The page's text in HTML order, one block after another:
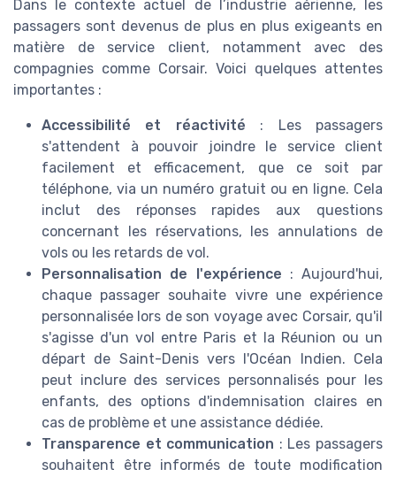
Dans le contexte actuel de l’industrie aérienne, les
passagers sont devenus de plus en plus exigeants en
matière de service client, notamment avec des
compagnies comme Corsair. Voici quelques attentes
importantes :
Accessibilité et réactivité : Les passagers
s'attendent à pouvoir joindre le service client
facilement et efficacement, que ce soit par
téléphone, via un numéro gratuit ou en ligne. Cela
inclut des réponses rapides aux questions
concernant les réservations, les annulations de
vols ou les retards de vol.
Personnalisation de l'expérience : Aujourd'hui,
chaque passager souhaite vivre une expérience
personnalisée lors de son voyage avec Corsair, qu'il
s'agisse d'un vol entre Paris et la Réunion ou un
départ de Saint-Denis vers l'Océan Indien. Cela
peut inclure des services personnalisés pour les
enfants, des options d'indemnisation claires en
cas de problème et une assistance dédiée.
Transparence et communication : Les passagers
souhaitent être informés de toute modification